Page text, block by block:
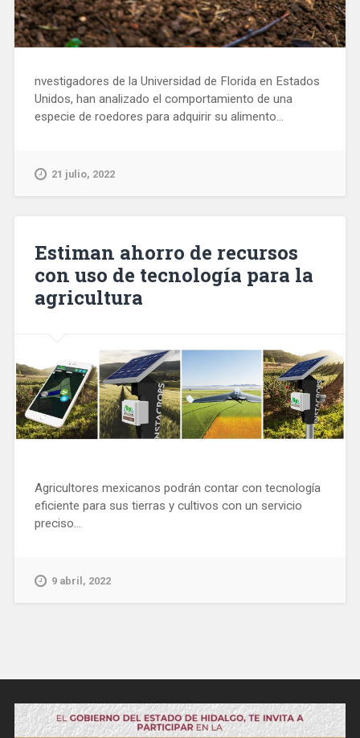
nvestigadores de la Universidad de Florida en Estados
Unidos, han analizado el comportamiento de una
especie de roedores para adquirir su alimento...
21 julio, 2022
Estiman ahorro de recursos
con uso de tecnología para la
agricultura
Agricultores mexicanos podrán contar con tecnología
eficiente para sus tierras y cultivos con un servicio
preciso...
9 abril, 2022